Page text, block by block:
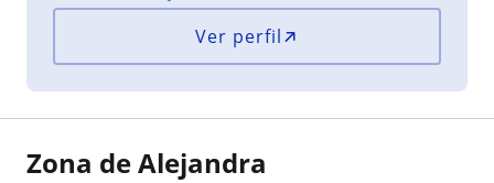
Ver perfil
Zona de Alejandra